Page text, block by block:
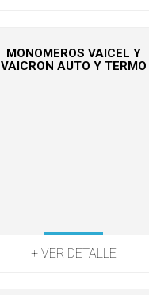
MONOMEROS VAICEL Y
VAICRON AUTO Y TERMO
+ VER DETALLE